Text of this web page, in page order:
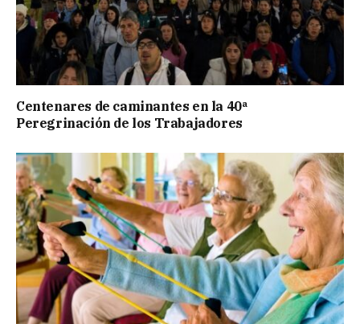
Centenares de caminantes en la 40ª
Peregrinación de los Trabajadores